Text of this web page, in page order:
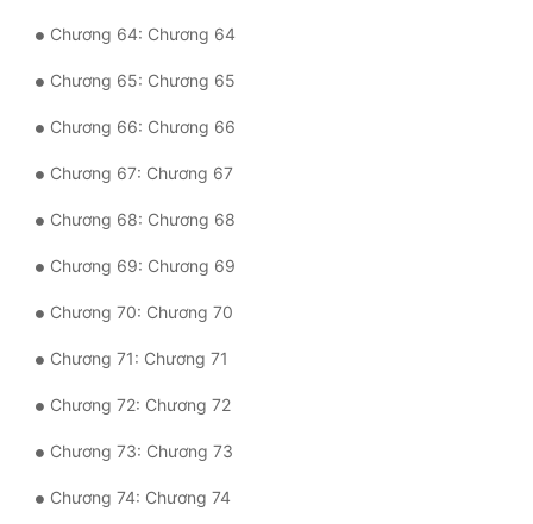
Chương 64: Chương 64
Chương 65: Chương 65
Chương 66: Chương 66
Chương 67: Chương 67
Chương 68: Chương 68
Chương 69: Chương 69
Chương 70: Chương 70
Chương 71: Chương 71
Chương 72: Chương 72
Chương 73: Chương 73
Chương 74: Chương 74